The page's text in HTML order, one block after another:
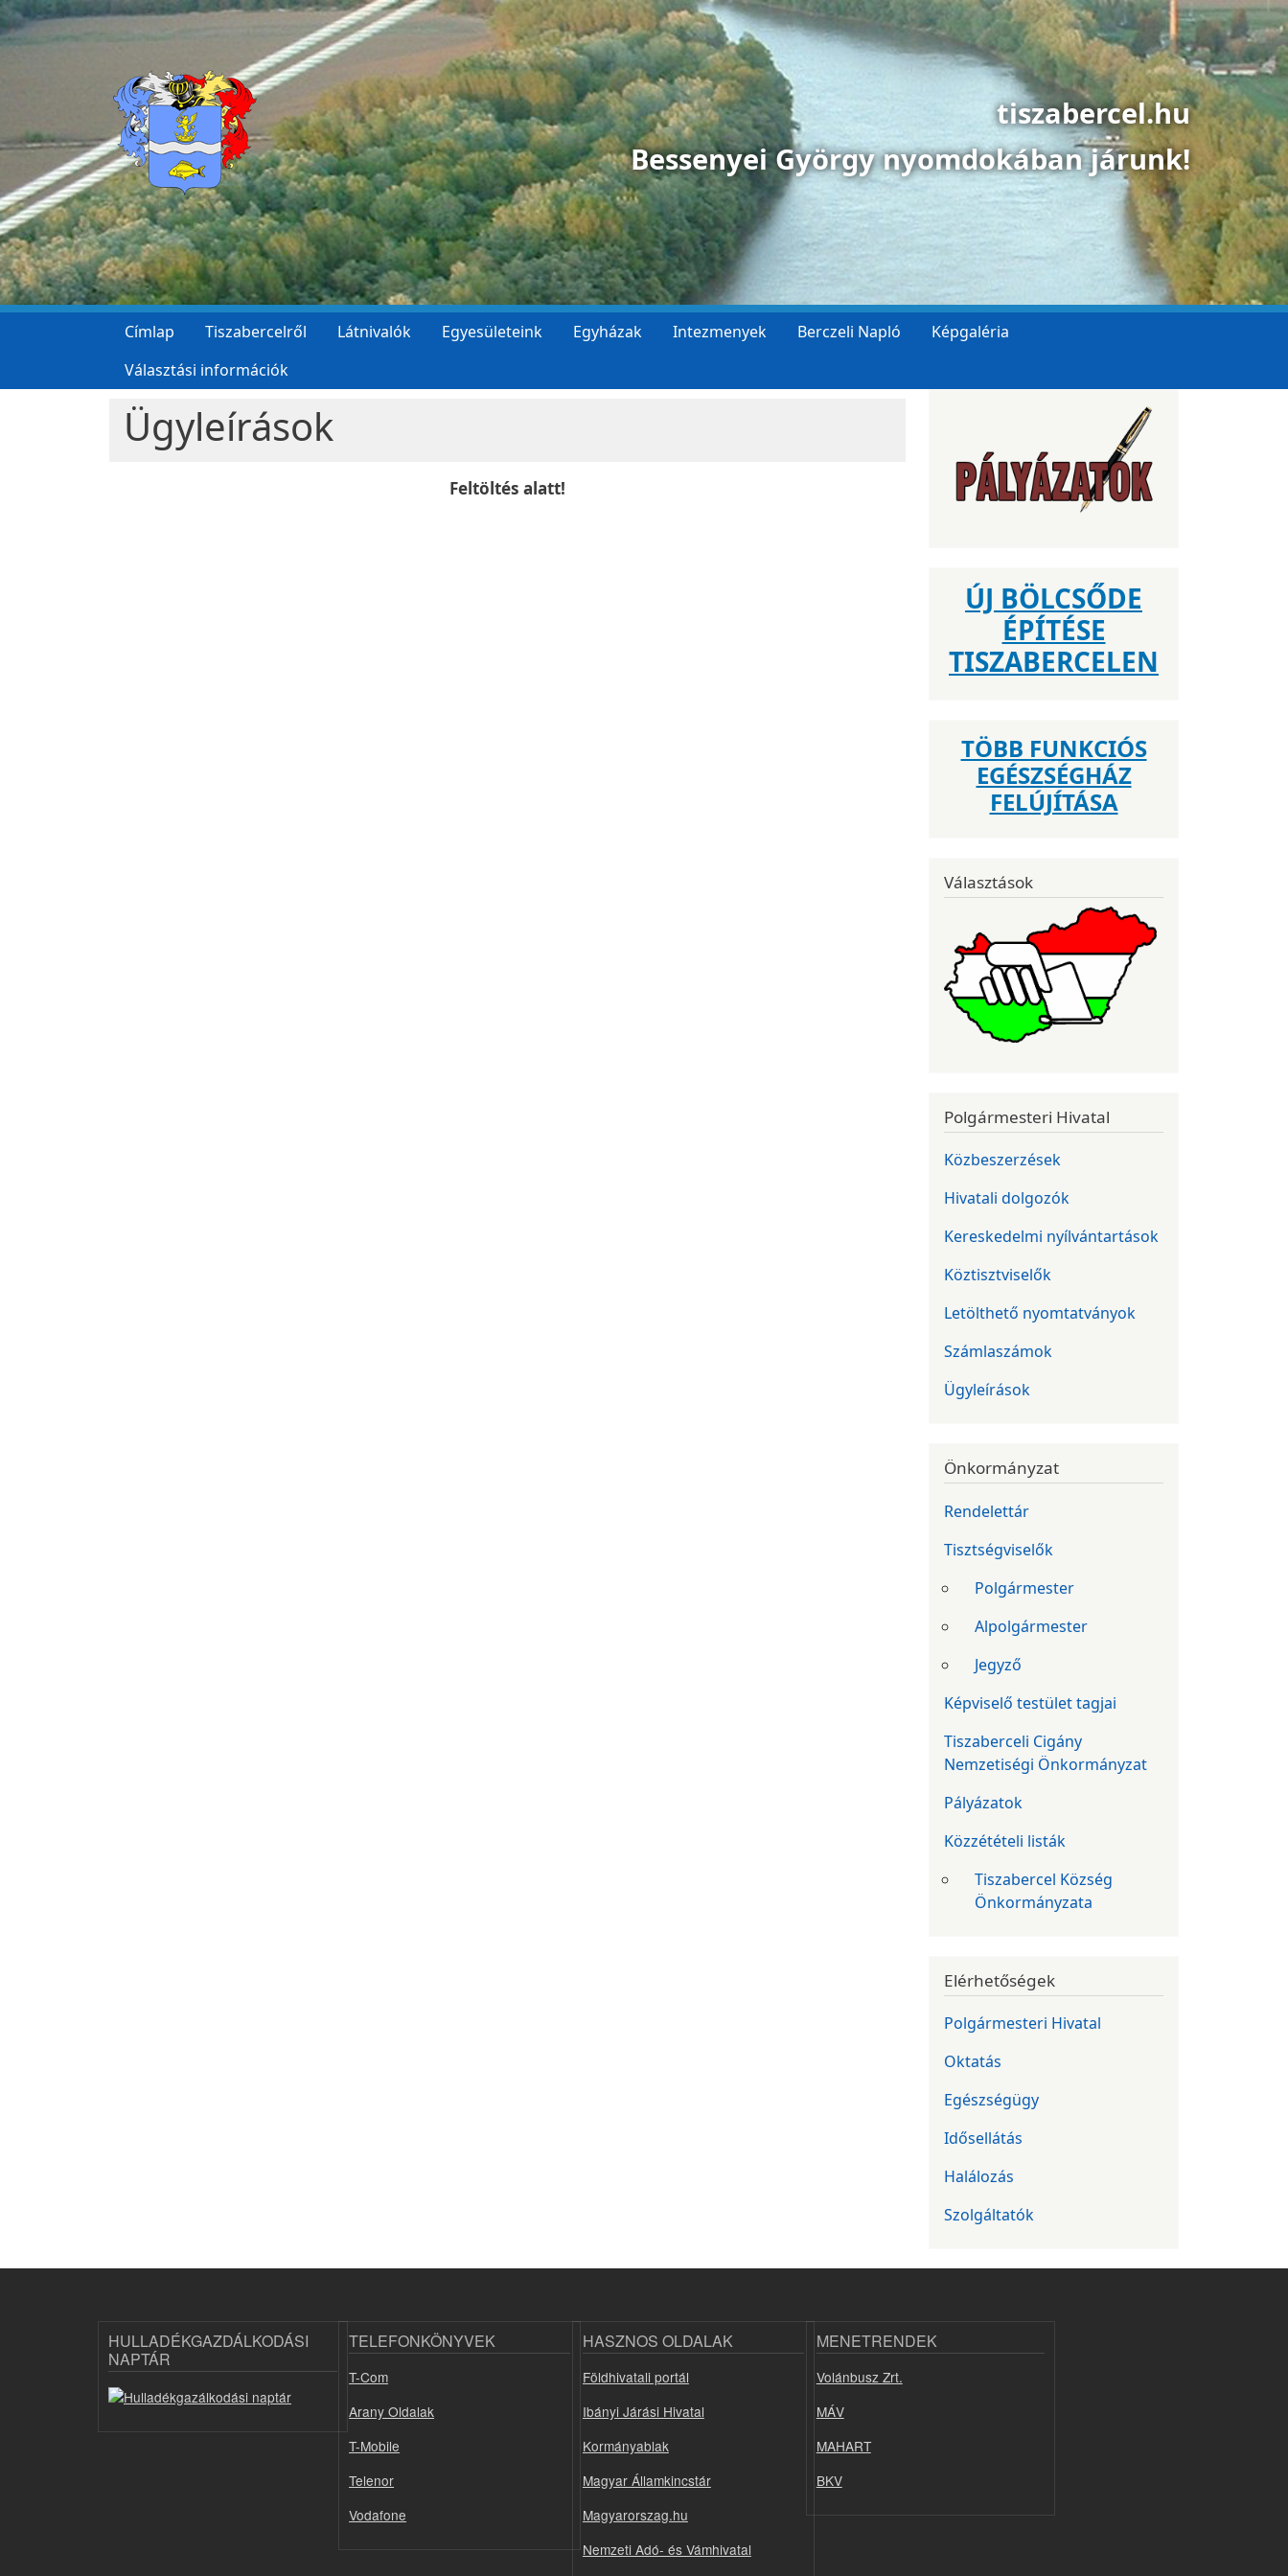
Ugrás a tartalomra
tiszabercel.hu
Bessenyei György nyomdokában járunk!
Címlap Tiszabercelről Látnivalók Egyesületeink Egyházak Intezmenyek Berczeli Napló
Képgaléria
Választási információk
Ügyleírások
Feltöltés alatt!
ÚJ BÖLCSŐDE
ÉPÍTÉSE
TISZABERCELEN
TÖBB FUNKCIÓS
EGÉSZSÉGHÁZ
FELÚJÍTÁSA
Választások
Polgármesteri Hivatal
Közbeszerzések
Hivatali dolgozók
Kereskedelmi nyílvántartások
Köztisztviselők
Letölthető nyomtatványok
Számlaszámok
Ügyleírások
Önkormányzat
Rendelettár
Tisztségviselők
Polgármester
Alpolgármester
Jegyző
Képviselő testület tagjai
Tiszaberceli Cigány
Nemzetiségi Önkormányzat
Pályázatok
Közzétételi listák
Tiszabercel Község
Önkormányzata
Elérhetőségek
Polgármesteri Hivatal
Oktatás
Egészségügy
Idősellátás
Halálozás
Szolgáltatók
HULLADÉKGAZDÁLKODÁSI
NAPTÁR
TELEFONKÖNYVEK
T-Com
Arany Oldalak
T-Mobile
Telenor
Vodafone
HASZNOS OLDALAK
Földhivatali portál
Ibányi Járási Hivatal
Kormányablak
Magyar Államkincstár
Magyarorszag.hu
Nemzeti Adó- és Vámhivatal
MENETRENDEK
Volánbusz Zrt.
MÁV
MAHART
BKV